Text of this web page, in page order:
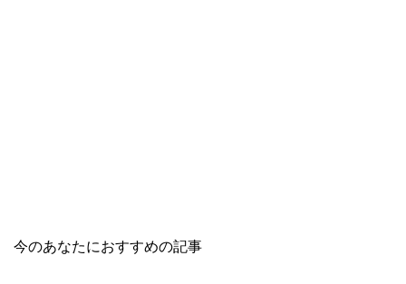
今のあなたにおすすめの記事